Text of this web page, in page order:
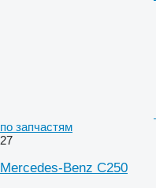
по запчастям
27
Mercedes-Benz C250